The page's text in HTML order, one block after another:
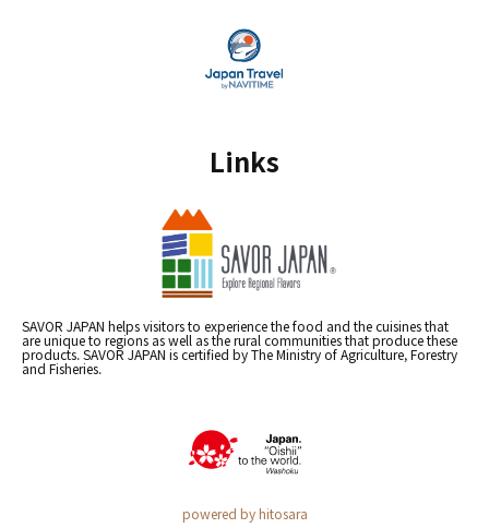
Links
SAVOR JAPAN helps visitors to experience the food and the cuisines that
are unique to regions as well as the rural communities that produce these
products. SAVOR JAPAN is certified by The Ministry of Agriculture, Forestry
and Fisheries.
powered by hitosara